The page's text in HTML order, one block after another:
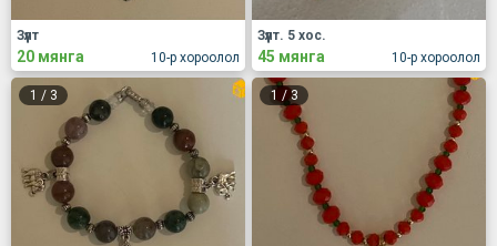
10-р хороолол
Зүүлт
20 мянга 10-р хороолол
Зүүлт. 5 хос.
45 мянга
1 / 3 1 /3